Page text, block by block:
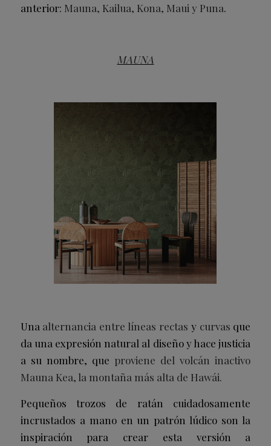
anterior: Mauna, Kailua, Kona, Maui y Puna.
MAUNA
Una alternancia entre líneas rectas y curvas que
da una expresión natural al diseño y hace justicia
a su nombre, que proviene del volcán inactivo
Mauna Kea, la montaña más alta de Hawái.
Pequeños trozos de ratán cuidadosamente
incrustados a mano en un patrón lúdico son la
inspiración para crear esta versión a